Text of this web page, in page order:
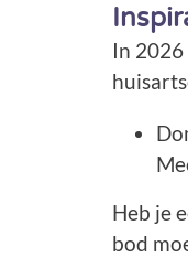
In
Heb je
bod